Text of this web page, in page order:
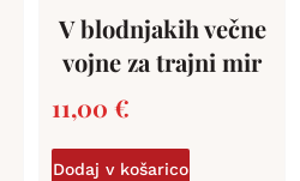
V blodnjakih večne
vojne za trajni mir
11,00 €
Dodaj v košarico